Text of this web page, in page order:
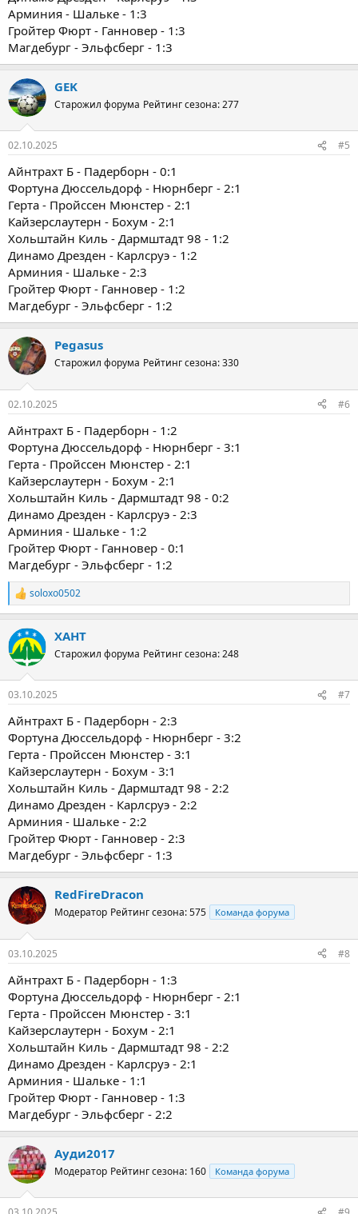
Арминия - Шальке - 1:3
Гройтер Фюрт - Ганновер - 1:3
Магдебург - Эльфсберг - 1:3
GEK
Старожил форума Рейтинг сезона: 277
02.10.2025 #5
Айнтрахт Б - Падерборн - 0:1
Фортуна Дюссельдорф - Нюрнберг - 2:1
Герта - Пройссен Мюнстер - 2:1
Кайзерслаутерн - Бохум - 2:1
Хольштайн Киль - Дармштадт 98 - 1:2
Динамо Дрезден - Карлсруэ - 1:2
Арминия - Шальке - 2:3
Гройтер Фюрт - Ганновер - 1:2
Магдебург - Эльфсберг - 1:2
Pegasus
Старожил форума Рейтинг сезона: 330
02.10.2025 #6
Айнтрахт Б - Падерборн - 1:2
Фортуна Дюссельдорф - Нюрнберг - 3:1
Герта - Пройссен Мюнстер - 2:1
Кайзерслаутерн - Бохум - 2:1
Хольштайн Киль - Дармштадт 98 - 0:2
Динамо Дрезден - Карлсруэ - 2:3
Арминия - Шальке - 1:2
Гройтер Фюрт - Ганновер - 0:1
Магдебург - Эльфсберг - 1:2
Р
е
к
ц
и
soloxo0502
ХАНТ
Старожил форума Рейтинг сезона: 248
03.10.2025 #7
Айнтрахт Б - Падерборн - 2:3
Фортуна Дюссельдорф - Нюрнберг - 3:2
Герта - Пройссен Мюнстер - 3:1
Кайзерслаутерн - Бохум - 3:1
Хольштайн Киль - Дармштадт 98 - 2:2
Динамо Дрезден - Карлсруэ - 2:2
Арминия - Шальке - 2:2
Гройтер Фюрт - Ганновер - 2:3
Магдебург - Эльфсберг - 1:3
RedFireDracon
Модератор Рейтинг сезона: 575 Команда форума
03.10.2025 #8
Айнтрахт Б - Падерборн - 1:3
Фортуна Дюссельдорф - Нюрнберг - 2:1
Герта - Пройссен Мюнстер - 3:1
Кайзерслаутерн - Бохум - 2:1
Хольштайн Киль - Дармштадт 98 - 2:2
Динамо Дрезден - Карлсруэ - 2:1
Арминия - Шальке - 1:1
Гройтер Фюрт - Ганновер - 1:3
Магдебург - Эльфсберг - 2:2
Ауди2017
Модератор Рейтинг сезона: 160 Команда форума